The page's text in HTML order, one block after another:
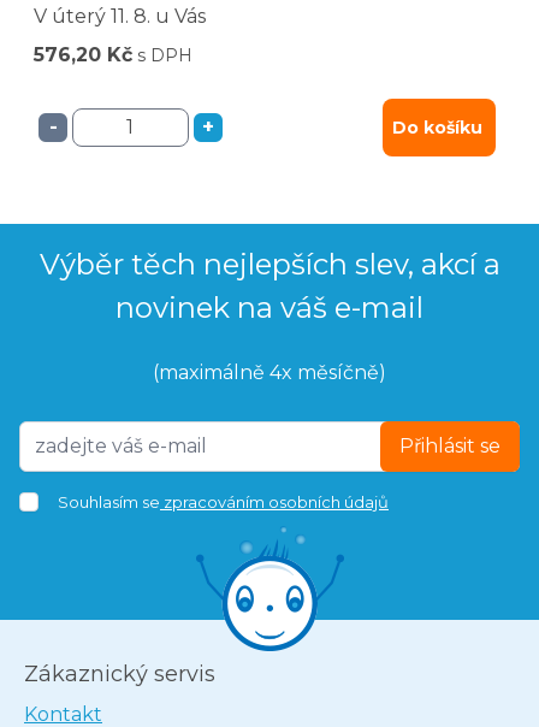
V úterý 11. 8. u Vás
576,20 Kč s DPH
- + Do košíku
Výběr těch nejlepších slev, akcí a
novinek na váš e-mail
(maximálně 4x měsíčně)
Přihlásit se
Souhlasím se zpracováním osobních údajů
Zákaznický servis
Kontakt